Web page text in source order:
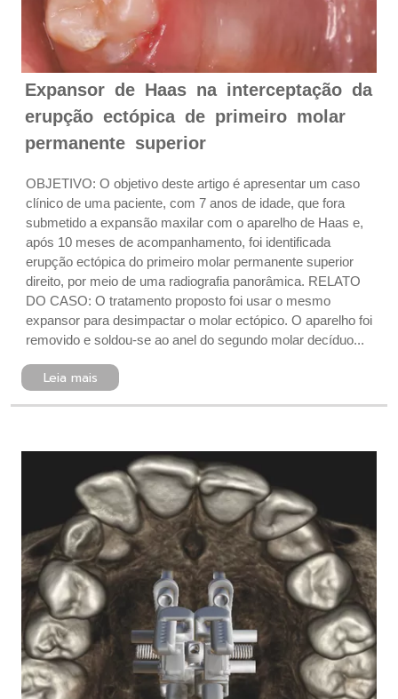
Expansor de Haas na interceptação da
erupção ectópica de primeiro molar
permanente superior
OBJETIVO: O objetivo deste artigo é apresentar um caso
clínico de uma paciente, com 7 anos de idade, que fora
submetido a expansão maxilar com o aparelho de Haas e,
após 10 meses de acompanhamento, foi identificada
erupção ectópica do primeiro molar permanente superior
direito, por meio de uma radiografia panorâmica. RELATO
DO CASO: O tratamento proposto foi usar o mesmo
expansor para desimpactar o molar ectópico. O aparelho foi
removido e soldou-se ao anel do segundo molar decíduo...
Leia mais